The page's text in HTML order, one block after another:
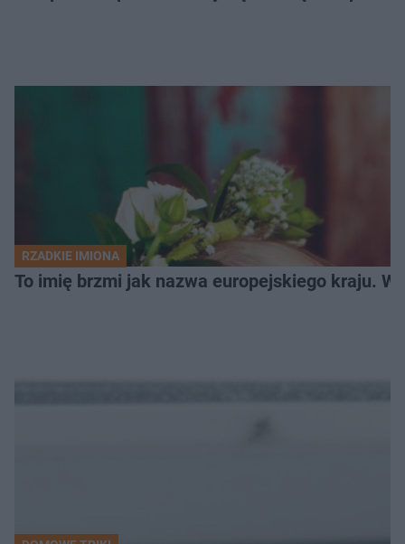
RZADKIE IMIONA
To imię brzmi jak nazwa europejskiego kraju.